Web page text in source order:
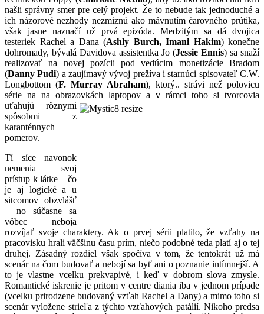
našli správny smer pre celý projekt. Že to nebude tak jednoduché a
ich názorové nezhody nezmiznú ako mávnutím čarovného prútika,
však jasne naznačí už prvá epizóda. Medzitým sa dá dvojica
testeriek Rachel a Dana (Ashly Burch, Imani Hakim) konečne
dohromady, bývalá Davidova assistentka Jo (Jessie Ennis) sa snaží
realizovať na novej pozícii pod vedúcim monetizácie Bradom
(Danny Pudi) a zaujímavý vývoj prežíva i starnúci spisovateľ C.W.
Longbottom (F. Murray Abraham), ktorý.. strávi než polovicu
série na na obrazovkách laptopov a v rámci toho si tvorcovia
uťahujú rôznymi
spôsobmi z
karanténnych
pomerov.
Tí síce navonok
nemenia svoj
prístup k látke – čo
je aj logické a u
sitcomov obzvlášť
– no súčasne sa
vôbec neboja
rozvíjať svoje charaktery. Ak o prvej sérii platilo, že vzťahy na
pracovisku hrali väčšinu času prím, niečo podobné teda platí aj o tej
druhej. Zásadný rozdiel však spočíva v tom, že tentokrát už má
scenár na čom budovať a nebojí sa byť ani o poznanie intímnejší. A
to je vlastne vcelku prekvapivé, i keď v dobrom slova zmysle.
Romantické iskrenie je pritom v centre diania iba v jednom prípade
(vcelku prirodzene budovaný vzťah Rachel a Dany) a mimo toho si
scenár vyložene strieľa z týchto vzťahových patálií. Nikoho predsa